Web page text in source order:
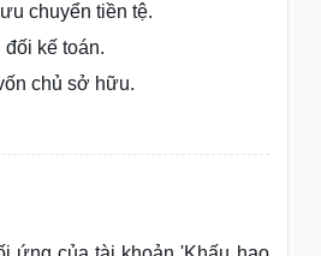
chuyển tiền tệ.
đối kế toán.
chủ sở hữu.